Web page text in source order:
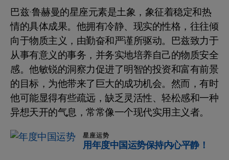
巴兹·鲁赫曼的星座元素是土象，象征着稳定和热
情的具体成果。他拥有冷静、现实的性格，往往倾
向于物质主义，由勤奋和严谨所驱动。巴兹致力于
从事有意义的事务，并务实地培养自己的物质安全
感。他敏锐的洞察力促进了明智的投资和富有前景
的目标，为他带来了巨大的成功机会。然而，有时
他可能显得有些疏远，缺乏灵活性、轻松感和一种
异想天开的气息，常常像一个现代实用主义者。
星座运势
用年度中国运势保持内心平静！